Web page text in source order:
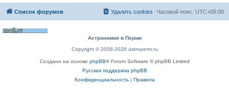
Список форумов Часовой пояс: UTC+05:00
Удалить cookies
Астрономия в Перми
Copyright © 2008-2026 astroperm.ru
Создано на основе phpBB® Forum Software © phpBB Limited
Русская поддержка phpBB
Конфиденциальность| Правила